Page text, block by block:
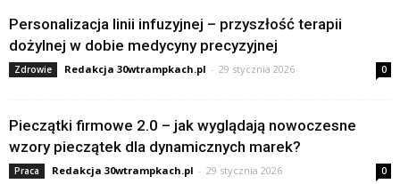
Personalizacja linii infuzyjnej – przyszłość terapii
dożylnej w dobie medycyny precyzyjnej
Zdrowie Redakcja 30wtrampkach.pl - 29 stycznia 2026 0
Pieczątki firmowe 2.0 – jak wyglądają nowoczesne
wzory pieczątek dla dynamicznych marek?
Praca Redakcja 30wtrampkach.pl - 29 stycznia 2026 0